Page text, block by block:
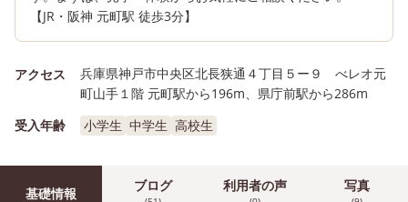
【JR・阪神 元町駅 徒歩3分】
アクセス
兵庫県神戸市中央区北長狭通４丁目５ー９ べレオ元
町山手１階 元町駅から196m、県庁前駅から286m
受入年齢
小学生 中学生 高校生
基礎情報 ブログ 利用者の声 写真